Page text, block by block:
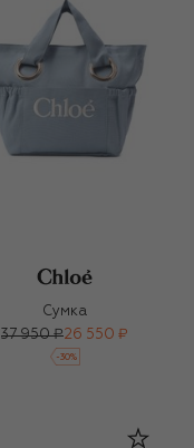
Сумка
37 950 ₽26 550 ₽
-30%